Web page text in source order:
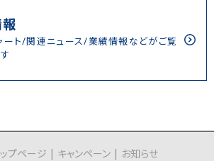
ート/関連ニュース/業績情報などがご覧
プページ キャンペーン
お知らせ